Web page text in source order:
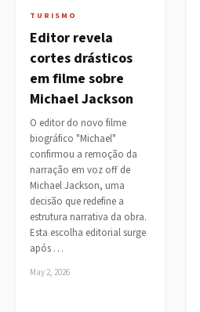
TURISMO
Editor revela
cortes drásticos
em filme sobre
Michael Jackson
O editor do novo filme
biográfico "Michael"
confirmou a remoção da
narração em voz off de
Michael Jackson, uma
decisão que redefine a
estrutura narrativa da obra.
Esta escolha editorial surge
após …
May 2, 2026